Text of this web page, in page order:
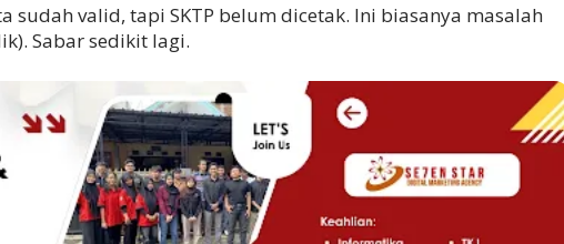
sudah valid, tapi SKTP belum dicetak. Ini biasanya masalah
Sabar sedikit lagi.